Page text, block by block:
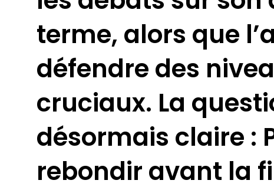
terme, alors que
défendre des
cruciaux. La
désormais claire :
rebondir avant la